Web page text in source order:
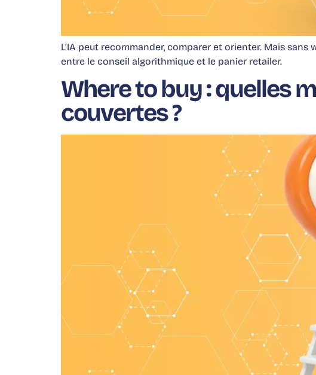
L’IA peut recommander, comparer et orienter. Mais
entre le conseil algorithmique et le panier retailer.
Where to buy : quelles
couvertes ?